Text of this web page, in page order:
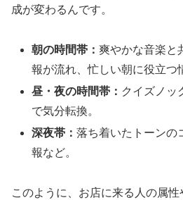
成が変わるんです。
朝の時間帯：爽やかな音楽と
報が流れ、忙しい朝に役立つ
昼・夜の時間帯： クイズノッ
で気分転換。
深夜帯：落ち着いたトーンの
報など。
このように、お店に来る人の属